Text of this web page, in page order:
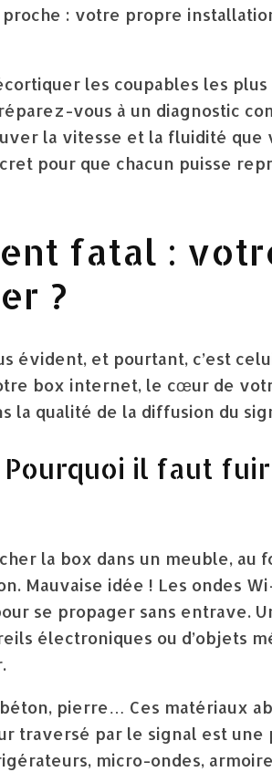
: votre propre
les coupables les
vous à un diagnostic
la vitesse et la fluidité que
pour que chacun puisse
fatal :
?
évident, et pourtant, c’est
box internet, le cœur de
la qualité de la diffusion du
il faut
la box dans un meuble, au
Mauvaise idée ! Les ondes
se propager sans entrave.
électroniques ou d’objets
béton, pierre… Ces matériaux
traversé par le signal est une
micro-ondes,